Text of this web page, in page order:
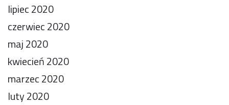
lipiec 2020
czerwiec 2020
maj 2020
kwiecień 2020
marzec 2020
luty 2020